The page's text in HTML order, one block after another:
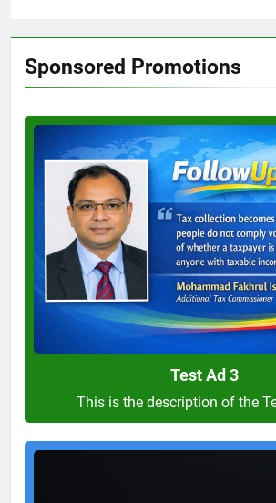
Sponsored Promotions
Test
Ad
3
Test Ad 3
This is the description of the